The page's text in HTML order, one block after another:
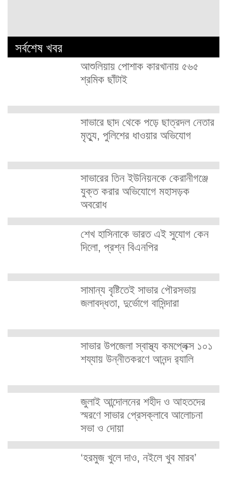
সর্বশেষ খবর
আশুলিয়ায় পোশাক কারখানায় ৫৬৫
শ্রমিক ছাঁটাই
সাভারে ছাদ থেকে পড়ে ছাত্রদল নেতার
মৃত্যু, পুলিশের ধাওয়ার অভিযোগ
সাভারের তিন ইউনিয়নকে কেরানীগঞ্জে
যুক্ত করার অভিযোগে মহাসড়ক
অবরোধ
শেখ হাসিনাকে ভারত এই সুযোগ কেন
দিলো, প্রশ্ন বিএনপির
সামান্য বৃষ্টিতেই সাভার পৌরসভায়
জলাবদ্ধতা, দুর্ভোগে বাসিন্দারা
সাভার উপজেলা স্বাস্থ্য কমপ্লেক্স ১০১
শয্যায় উন্নীতকরণে আনন্দ র‍্যালি
জুলাই আন্দোলনের শহীদ ও আহতদের
স্মরণে সাভার প্রেসক্লাবে আলোচনা
সভা ও দোয়া
‘হরমুজ খুলে দাও, নইলে খুব মারব’